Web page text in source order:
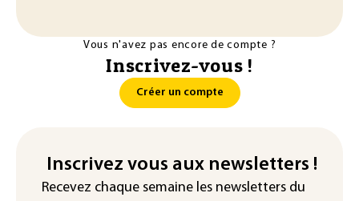
Vous n'avez pas encore de compte ?
Inscrivez-vous !
Créer un compte
Inscrivez vous aux newsletters !
Recevez chaque semaine les newsletters du